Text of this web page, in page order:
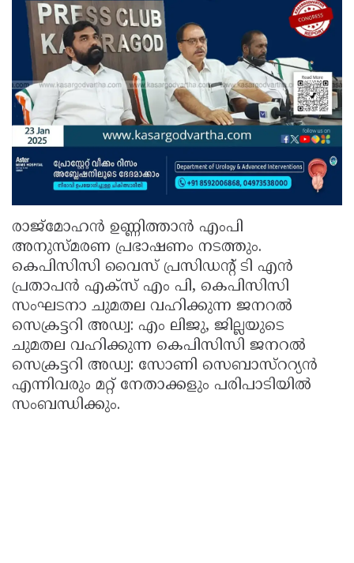
രാജ്മോഹന്‍ ഉണ്ണിത്താന്‍ എംപി
അനുസ്മരണ പ്രഭാഷണം നടത്തും.
കെപിസിസി വൈസ് പ്രസിഡന്റ് ടി എന്‍
പ്രതാപന്‍ എക്‌സ് എം പി, കെപിസിസി
സംഘടനാ ചുമതല വഹിക്കുന്ന ജനറല്‍
സെക്രട്ടറി അഡ്വ: എം ലിജു, ജില്ലയുടെ
ചുമതല വഹിക്കുന്ന കെപിസിസി ജനറല്‍
സെക്രട്ടറി അഡ്വ: സോണി സെബാസ്‌ററ്യന്‍
എന്നിവരും മറ്റ് നേതാക്കളും പരിപാടിയില്‍
സംബന്ധിക്കും.